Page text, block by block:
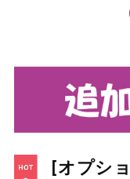
[オプシ